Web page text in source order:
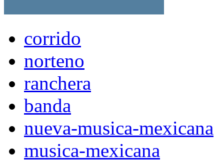
corrido
norteno
ranchera
banda
nueva-musica-mexicana
musica-mexicana